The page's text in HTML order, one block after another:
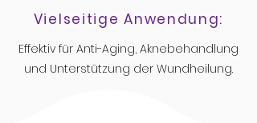
Vielseitige Anwendung:
Effektiv für Anti-Aging, Aknebehandlung
und Unterstützung der Wundheilung.